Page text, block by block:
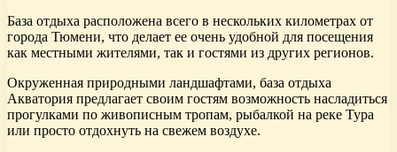
База отдыха расположена всего в нескольких километрах от
города Тюмени, что делает ее очень удобной для посещения
как местными жителями, так и гостями из других регионов.
Окруженная природными ландшафтами, база отдыха
Акватория предлагает своим гостям возможность насладиться
прогулками по живописным тропам, рыбалкой на реке Тура
или просто отдохнуть на свежем воздухе.